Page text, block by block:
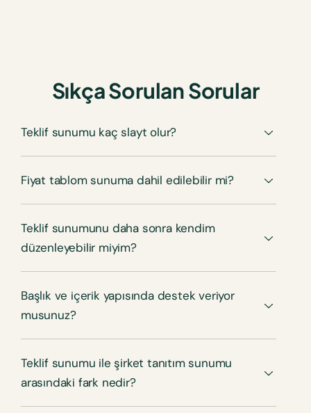
Sıkça Sorulan Sorular
Teklif sunumu kaç slayt olur?
Fiyat tablom sunuma dahil edilebilir mi?
Teklif sunumunu daha sonra kendim
düzenleyebilir miyim?
Başlık ve içerik yapısında destek veriyor
musunuz?
Teklif sunumu ile şirket tanıtım sunumu
arasındaki fark nedir?